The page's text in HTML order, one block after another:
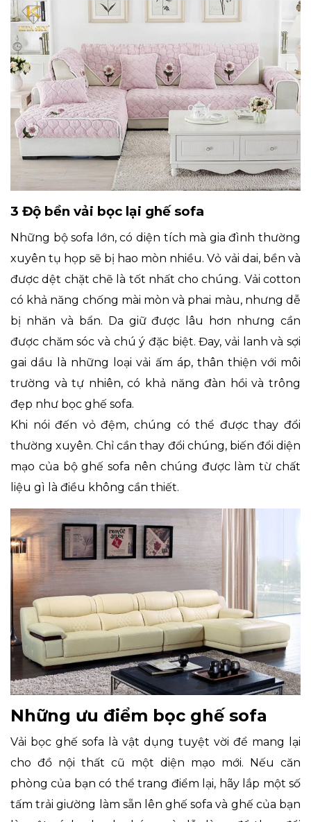
3 Độ bền vải bọc lại ghế sofa
Những bộ sofa lớn, có diện tích mà gia đình thường
xuyên tụ họp sẽ bị hao mòn nhiều. Vỏ vải dai, bền và
được dệt chặt chẽ là tốt nhất cho chúng. Vải cotton
có khả năng chống mài mòn và phai màu, nhưng dễ
bị nhăn và bẩn. Da giữ được lâu hơn nhưng cần
được chăm sóc và chú ý đặc biệt. Đay, vải lanh và sợi
gai dầu là những loại vải ấm áp, thân thiện với môi
trường và tự nhiên, có khả năng đàn hồi và trông
đẹp như bọc ghế sofa.
Khi nói đến vỏ đệm, chúng có thể được thay đổi
thường xuyên. Chỉ cần thay đổi chúng, biến đổi diện
mạo của bộ ghế sofa nên chúng được làm từ chất
liệu gì là điều không cần thiết.
Những ưu điểm bọc ghế sofa
Vải bọc ghế sofa là vật dụng tuyệt vời để mang lại
cho đồ nội thất cũ một diện mạo mới. Nếu căn
phòng của bạn có thể trang điểm lại, hãy lắp một số
tấm trải giường làm sẵn lên ghế sofa và ghế của bạn